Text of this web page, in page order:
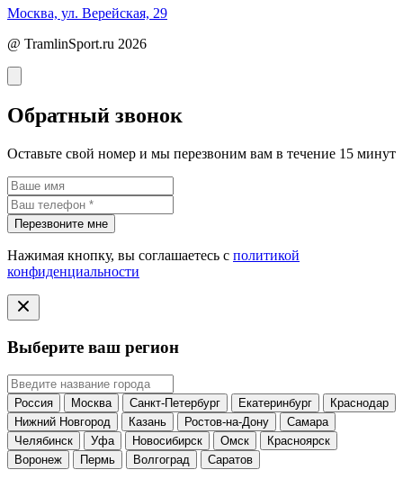
Москва, ул. Верейская, 29
@ TramlinSport.ru 2026
Обратный звонок
Оставьте свой номер и мы перезвоним вам в течение 15 минут
Перезвоните мне
Нажимая кнопку, вы соглашаетесь с политикой
конфиденциальности
Выберите ваш регион
Россия Москва Санкт-Петербург Екатеринбург
Краснодар
Нижний Новгород
Казань Ростов-на-Дону
Самара
Челябинск
Уфа Новосибирск Омск
Красноярск
Воронеж
Пермь Волгоград Саратов